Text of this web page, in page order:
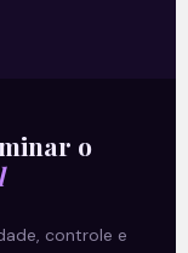
o
controle e